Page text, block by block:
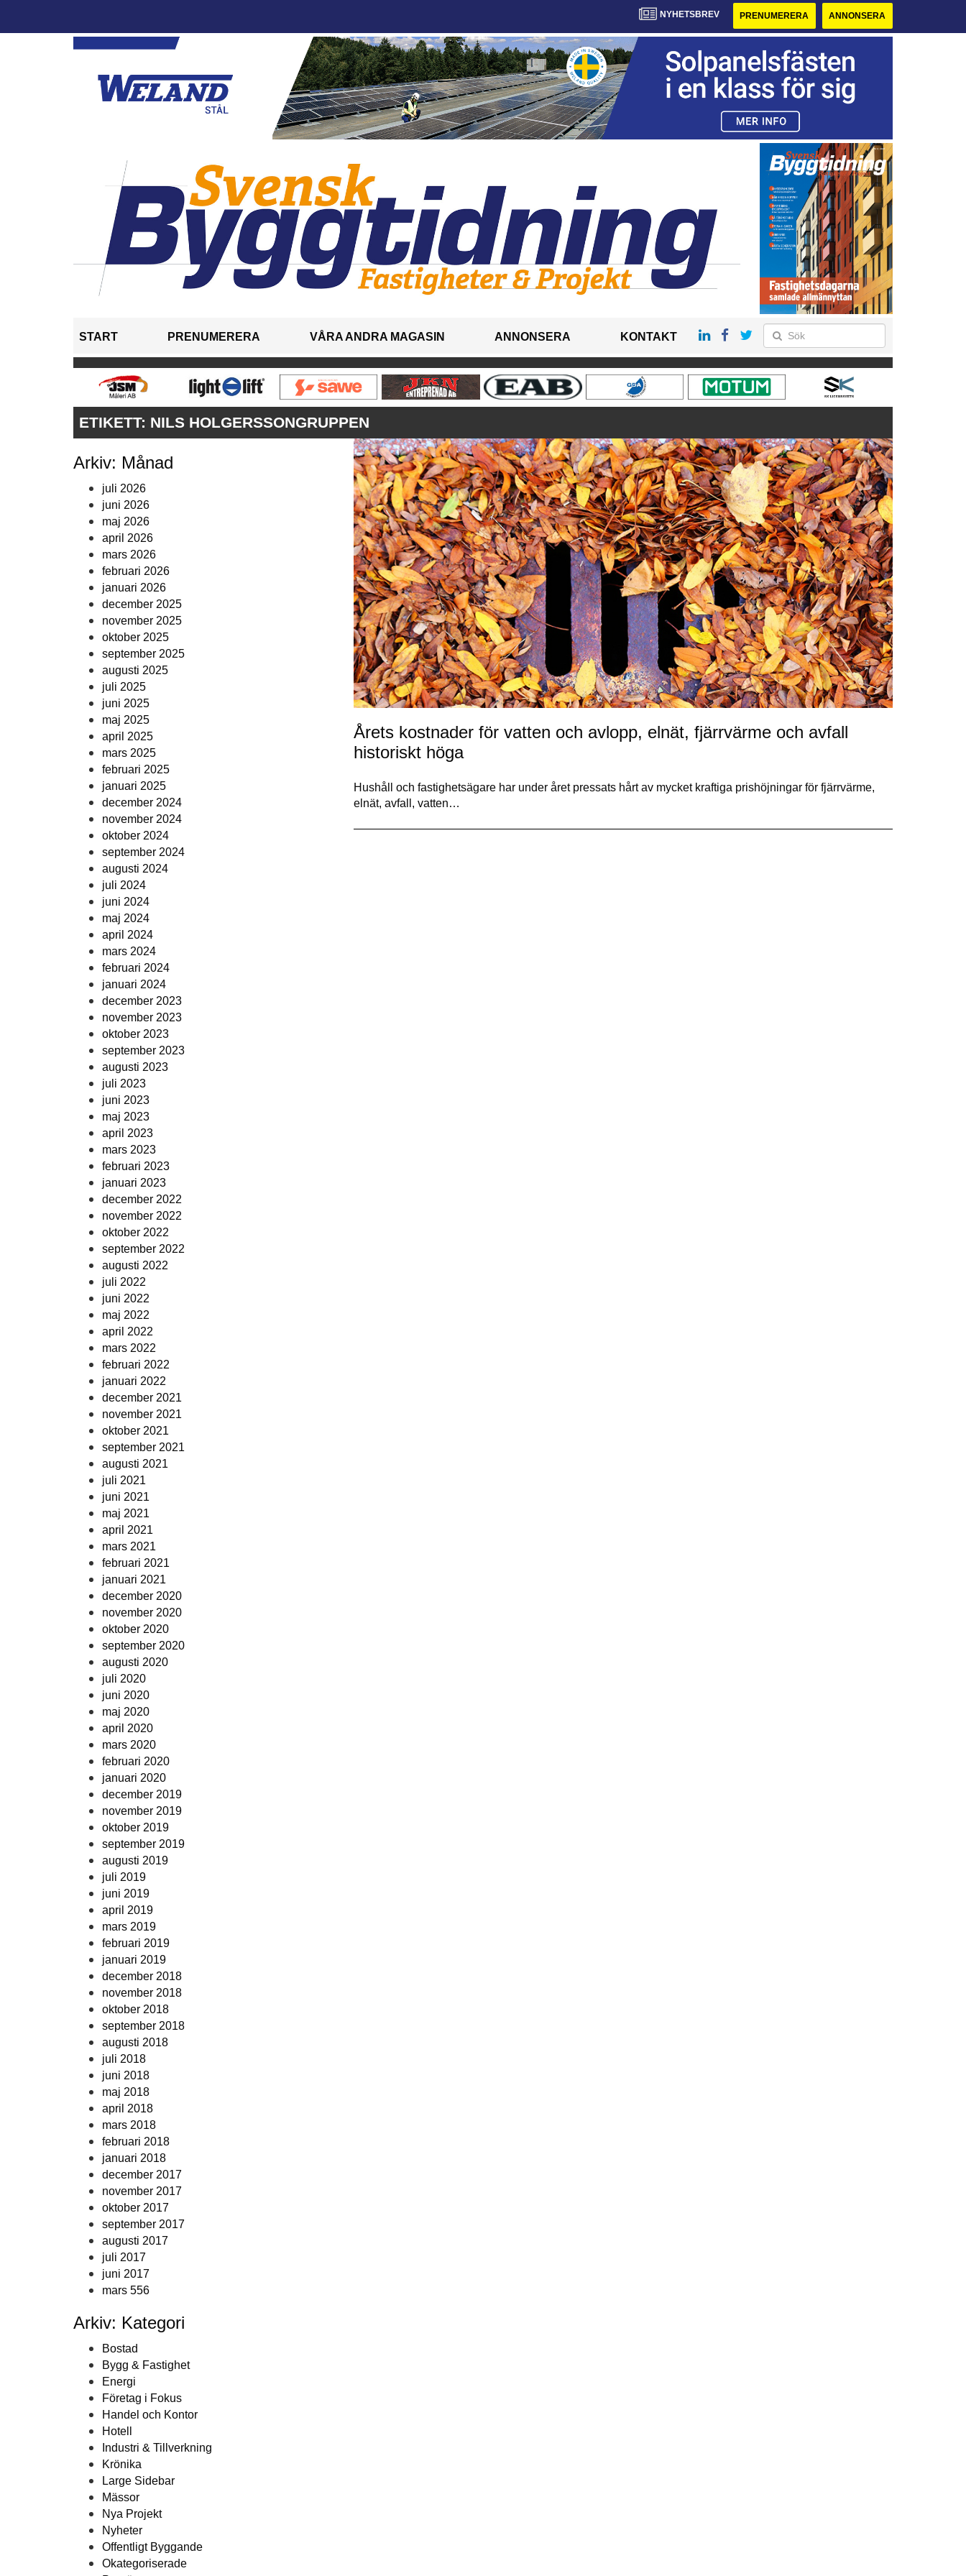
NYHETSBREV PRENUMERERA ANNONSERA
START PRENUMERERA VÅRA ANDRA MAGASIN ANNONSERA KONTAKT
ETIKETT: NILS HOLGERSSONGRUPPEN
Arkiv: Månad
juli 2026
juni 2026
maj 2026
april 2026
mars 2026
februari 2026
januari 2026
december 2025
november 2025
oktober 2025
september 2025
augusti 2025
juli 2025
juni 2025
maj 2025
april 2025
mars 2025
februari 2025
januari 2025
december 2024
november 2024
oktober 2024
september 2024
augusti 2024
juli 2024
juni 2024
maj 2024
april 2024
mars 2024
februari 2024
januari 2024
december 2023
november 2023
oktober 2023
september 2023
augusti 2023
juli 2023
juni 2023
maj 2023
april 2023
mars 2023
februari 2023
januari 2023
december 2022
november 2022
oktober 2022
september 2022
augusti 2022
juli 2022
juni 2022
maj 2022
april 2022
mars 2022
februari 2022
januari 2022
december 2021
november 2021
oktober 2021
september 2021
augusti 2021
juli 2021
juni 2021
maj 2021
april 2021
mars 2021
februari 2021
januari 2021
december 2020
november 2020
oktober 2020
september 2020
augusti 2020
juli 2020
juni 2020
maj 2020
april 2020
mars 2020
februari 2020
januari 2020
december 2019
november 2019
oktober 2019
september 2019
augusti 2019
juli 2019
juni 2019
april 2019
mars 2019
februari 2019
januari 2019
december 2018
november 2018
oktober 2018
september 2018
augusti 2018
juli 2018
juni 2018
maj 2018
april 2018
mars 2018
februari 2018
januari 2018
december 2017
november 2017
oktober 2017
september 2017
augusti 2017
juli 2017
juni 2017
mars 556
Arkiv: Kategori
Bostad
Bygg & Fastighet
Energi
Företag i Fokus
Handel och Kontor
Hotell
Industri & Tillverkning
Krönika
Large Sidebar
Mässor
Nya Projekt
Nyheter
Offentligt Byggande
Okategoriserade
Årets kostnader för vatten och avlopp, elnät, fjärrvärme och avfall
historiskt höga
Hushåll och fastighetsägare har under året pressats hårt av mycket kraftiga prishöjningar för fjärrvärme,
elnät, avfall, vatten…